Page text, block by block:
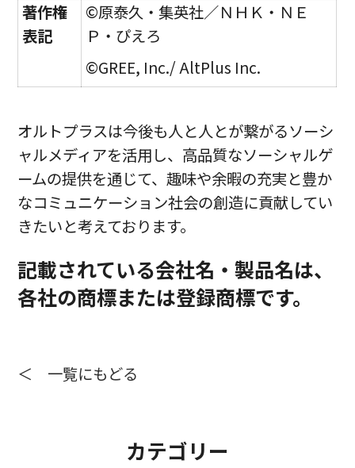
著作権
表記
©原泰久・集英社／ＮＨＫ・ＮＥ
Ｐ・ぴえろ
©GREE, Inc./ AltPlus Inc.
オルトプラスは今後も人と人とが繋がるソーシ
ャルメディアを活用し、高品質なソーシャルゲ
ームの提供を通じて、趣味や余暇の充実と豊か
なコミュニケーション社会の創造に貢献してい
きたいと考えております。
記載されている会社名・製品名は、
各社の商標または登録商標です。
＜ 一覧にもどる
カテゴリー